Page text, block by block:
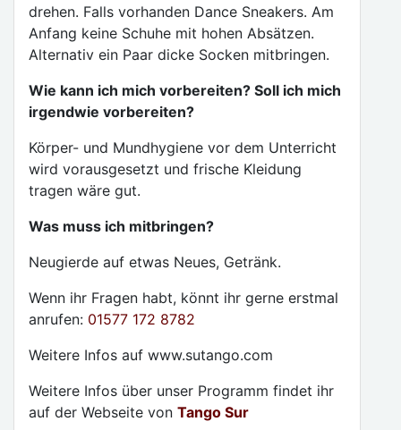
drehen. Falls vorhanden Dance Sneakers. Am
Anfang keine Schuhe mit hohen Absätzen.
Alternativ ein Paar dicke Socken mitbringen.
Wie kann ich mich vorbereiten? Soll ich mich
irgendwie vorbereiten?
Körper- und Mundhygiene vor dem Unterricht
wird vorausgesetzt und frische Kleidung
tragen wäre gut.
Was muss ich mitbringen?
Neugierde auf etwas Neues, Getränk.
Wenn ihr Fragen habt, könnt ihr gerne erstmal
anrufen: 01577 172 8782
Weitere Infos auf www.sutango.com
Weitere Infos über unser Programm findet ihr
auf der Webseite von Tango Sur